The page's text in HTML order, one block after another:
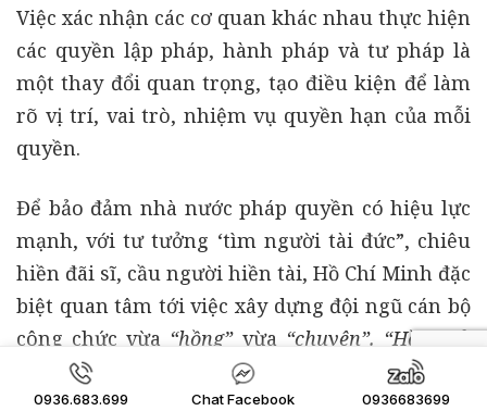
Việc xác nhận các cơ quan khác nhau thực hiện
các quyền lập pháp, hành pháp và tư pháp là
một thay đổi quan trọng, tạo điều kiện để làm
rõ vị trí, vai trò, nhiệm vụ quyền hạn của mỗi
quyền.
Để bảo đảm nhà nước pháp quyền có hiệu lực
mạnh, với tư tưởng ‘tìm người tài đức”, chiêu
hiền đãi sĩ, cầu người hiền tài, Hồ Chí Minh đặc
biệt quan tâm tới việc xây dựng đội ngũ cán bộ
công chức vừa “hồng”vừa “chuyên”. “Hồng”ở
đây là nói tới phẩm chất đạo đức của người cán
bộ công chức, mà hàng đầu và xuyên suốt là ý
0936.683.699 Chat Facebook 0936683699